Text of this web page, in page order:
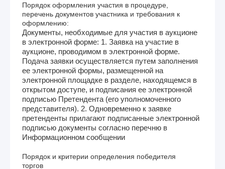
Порядок оформления участия в процедуре,
перечень документов участника и требования к
оформлению:
Документы, необходимые для участия в аукционе
в электронной форме: 1. Заявка на участие в
аукционе, проводимом в электронной форме.
Подача заявки осуществляется путем заполнения
ее электронной формы, размещенной на
электронной площадке в разделе, находящемся в
открытом доступе, и подписания ее электронной
подписью Претендента (его уполномоченного
представителя). 2. Одновременно к заявке
претенденты прилагают подписанные электронной
подписью документы согласно перечню в
Информационном сообщении
Порядок и критерии определения победителя
торгов